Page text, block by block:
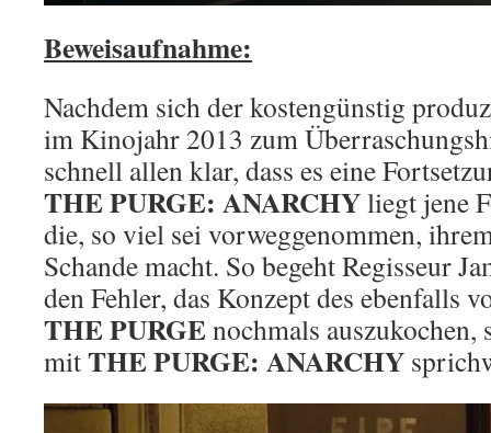
Beweisaufnahme:
Nachdem sich der kostengünstig
im Kinojahr 2013 zum
schnell allen klar, dass es eine
THE PURGE: ANARCHYliegt jene
die, so viel sei vorweggenommen,
Schande macht. So begeht Regisseur
den Fehler, das Konzept des ebenfalls
THE PURGEnochmals auszukochen,
mitTHE PURGE: ANARCHY